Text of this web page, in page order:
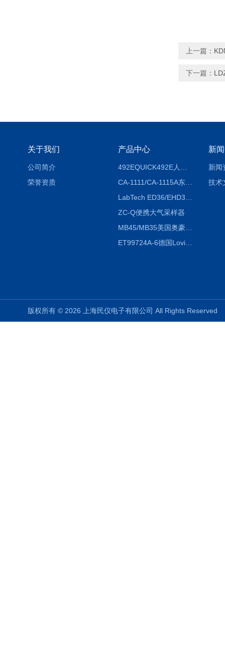
上一篇：
下一篇：
关于我们
公司简介
荣誉资质
产品中心
CA-1111/CA-1115A东京理化EYELA CA-1111/CA-1115A冷却水循环装置
ZC-Q便携大气采样器
MB45/MB35美国奥豪斯OHAUS MB45/MB35卤素红外水分测定仪
ET99724A-6德国Lovibond ET99724A-6微电脑BOD测定仪
新
新闻
技术
版权所有 © 2026 上海民仪电子有限公司 All Rights